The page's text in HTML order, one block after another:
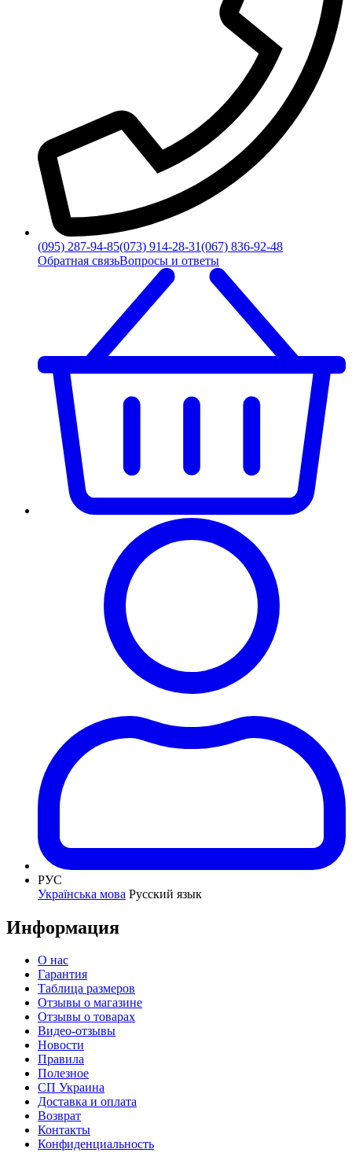
(095) 287-94-85(073) 914-28-31(067) 836-92-48
Обратная связьВопросы и ответы
РУС
Українська мова Русский язык
Информация
О нас
Гарантия
Таблица размеров
Отзывы о магазине
Отзывы о товарах
Видео-отзывы
Новости
Правила
Полезное
СП Украина
Доставка и оплата
Возврат
Контакты
Конфиденциальность